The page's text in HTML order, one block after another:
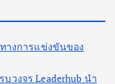
างการแข่งขันของ
วงจร Leaderhub นำ